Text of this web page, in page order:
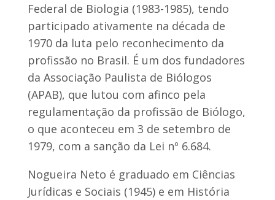
Federal de Biologia (1983-1985), tendo
participado ativamente na década de
1970 da luta pelo reconhecimento da
profissão no Brasil. É um dos fundadores
da Associação Paulista de Biólogos
(APAB), que lutou com afinco pela
regulamentação da profissão de Biólogo,
o que aconteceu em 3 de setembro de
1979, com a sanção da Lei nº 6.684.
Nogueira Neto é graduado em Ciências
Jurídicas e Sociais (1945) e em História